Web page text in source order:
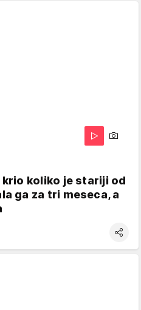
koliko je stariji od
ga za tri meseca, a